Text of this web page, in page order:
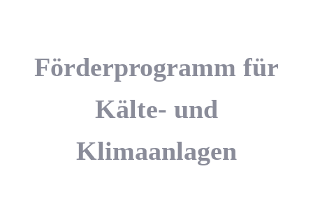
Förderprogramm für
Kälte- und
Klimaanlagen